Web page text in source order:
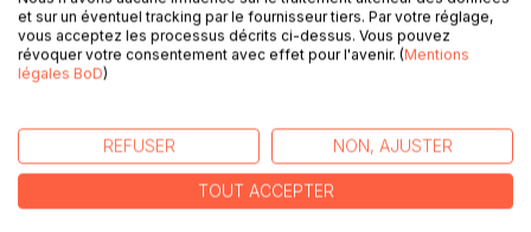
Bible en tant que preuve écrite de la révélation divine.
Descartes arrive alors avec une exigence radicale. Selon
lui, désormais, le savoir doit se baser sur des
pose la question fondamentale : comment accéder à la
connaissance certaine ? À quoi puis-je me fier réellement ?
À ce que je vois, à ce que j'entends ? À ma pensée et à la
et sur un éventuel tracking par le fournisseur tiers. Par votre réglage,
vous acceptez les processus décrits ci-dessus. Vous pouvez
révoquer votre consentement avec effet pour l'avenir. (Mentions
légales BoD)
REFUSER NON, AJUSTER
TOUT ACCEPTER